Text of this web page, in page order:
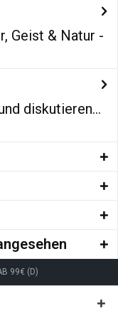
Geist & Natur -
diskutieren...
99€ (D)